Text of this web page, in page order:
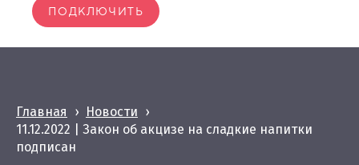
ПОДКЛЮЧИТЬ
Главная › Новости
›
11.12.2022 | Закон об акцизе на сладкие напитки
подписан